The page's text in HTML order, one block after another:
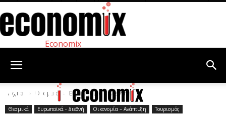
Economix
Αρχική Θεσμικά Ευρωπαϊκά - Διεθνή
Θεσμικά Ευρωπαϊκά - Διεθνή Οικονομία – Ανάπτυξη Τουρισμός